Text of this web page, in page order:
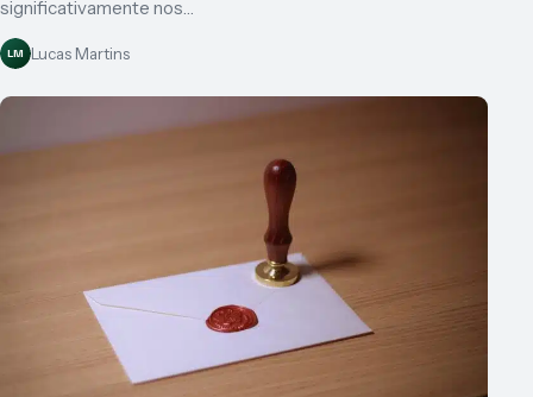
significativamente nos…
LM Lucas Martins